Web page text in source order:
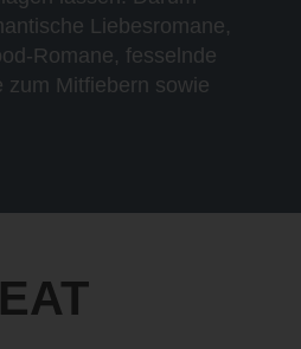
Liebesromane,
Romane, fesselnde
zum Mitfiebern sowie